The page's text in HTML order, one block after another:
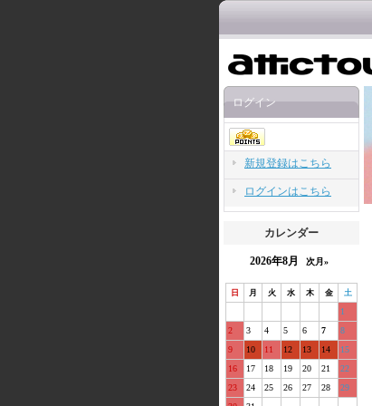
ログイン
新規登録はこちら
ログインはこちら
カレンダー
2026年8月 次月»
日 月 火 水 木 金 土
1
2
3 4 5 6 7
8
9
10 11 12 13 14
15
16
17 18 19 20 21
22
23
24 25 26 27 28
29